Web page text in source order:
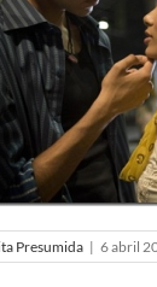
Presumida | 6 abril